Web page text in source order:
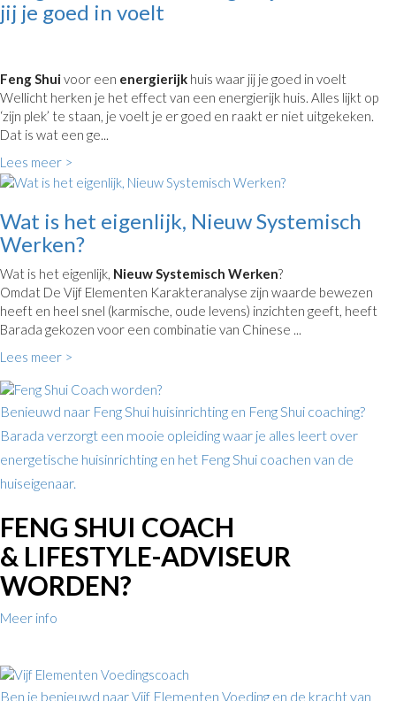
jij je goed in voelt
Feng Shuivoor een energierijk huis waar jij je goed in voelt
Wellicht herken je het effect van een energierijk huis. Alles lijkt op
‘zijn plek’ te staan, je voelt je er goed en raakt er niet uitgekeken.
Dat is wat een ge...
Lees meer >
Wat is het eigenlijk, Nieuw Systemisch
Werken?
Wat is het eigenlijk, Nieuw Systemisch Werken?
Omdat De Vijf Elementen Karakteranalyse zijn waarde bewezen
heeft en heel snel (karmische, oude levens) inzichten geeft, heeft
Barada gekozen voor een combinatie van Chinese ...
Lees meer >
Benieuwd naar Feng Shui huisinrichting en Feng Shui coaching?
Barada verzorgt een mooie opleiding waar je alles leert over
energetische huisinrichting en het Feng Shui coachen van de
huiseigenaar.
FENG SHUI COACH
& LIFESTYLE-ADVISEUR
WORDEN?
Meer info
Ben je benieuwd naar Vijf Elementen Voeding en de kracht van